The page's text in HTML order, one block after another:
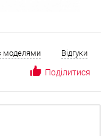
моделями Відгуки
Поділитися